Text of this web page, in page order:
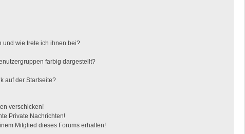
und wie trete ich ihnen bei?
farbig dargestellt?
auf der Startseite?
verschicken!
Private Nachrichten!
Mitglied dieses Forums erhalten!